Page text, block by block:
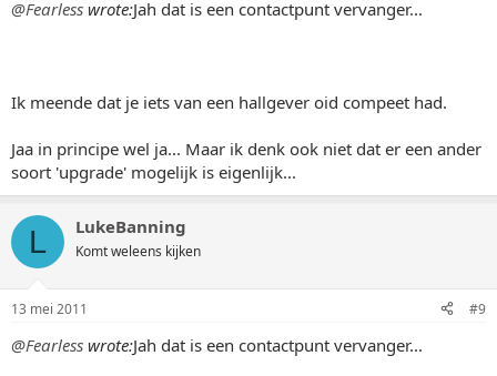
@Fearless wrote:Jah dat is een contactpunt vervanger...
Ik meende dat je iets van een hallgever oid compeet had.
Jaa in principe wel ja... Maar ik denk ook niet dat er een ander
soort 'upgrade' mogelijk is eigenlijk...
L LukeBanning
Komt weleens kijken
13 mei 2011 #9
@Fearless wrote:Jah dat is een contactpunt vervanger...